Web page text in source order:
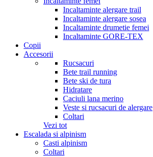
Incaltaminte alergare trail
Incaltaminte alergare sosea
Incaltaminte drumetie femei
Incaltaminte GORE-TEX
Copii
Accesorii
Rucsacuri
Bete trail running
Bete ski de tura
Hidratare
Caciuli lana merino
Veste si rucsacuri de alergare
Coltari
Vezi tot
Escalada si alpinism
Casti alpinism
Coltari